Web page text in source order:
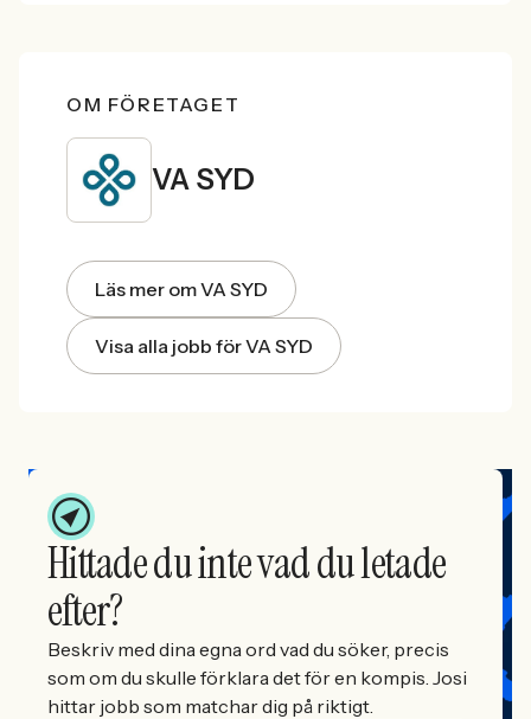
OM FÖRETAGET
VA SYD
Läs mer om VA SYD
Visa alla jobb för VA SYD
Hittade du inte vad du letade
efter?
Beskriv med dina egna ord vad du söker, precis
som om du skulle förklara det för en kompis. Josi
hittar jobb som matchar dig på riktigt.